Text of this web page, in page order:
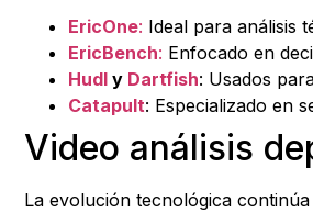
EricOne: Ideal para análisis
EricBench: Enfocado en
Hudl y Dartfish: Usados
Catapult: Especializado en
Video análisis
La evolución tecnológica